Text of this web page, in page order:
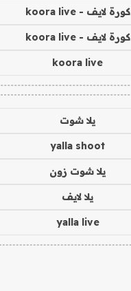
كورة لايف - koora live
كورة لايف - koora live
koora live
يلا شوت
yalla shoot
يلا شوت زون
يلا لايف
yalla live